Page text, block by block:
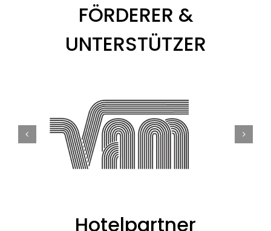
FÖRDERER &
UNTERSTÜTZER
Hotelpartner